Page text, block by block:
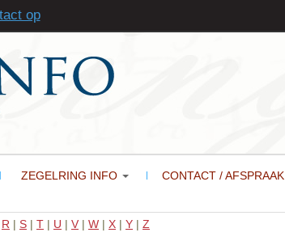
ZEGELRING INFO CONTACT / AFSPRAAK
R | S | T | U | V | W | X | Y | Z
op